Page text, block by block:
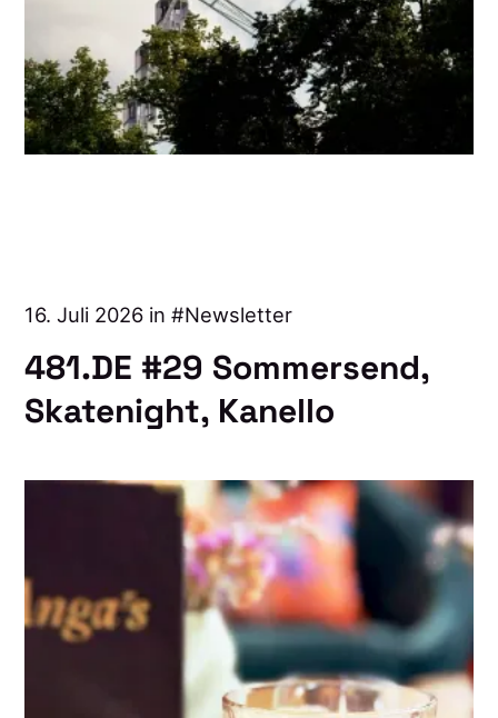
16. Juli 2026 in Newsletter
481.DE #29 Sommersend,
Skatenight, Kanello